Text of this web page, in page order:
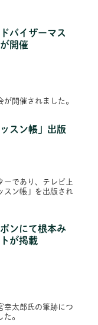
バイザーマス
開催
開催されました。
スン帳」出版
ーであり、テレビ上
スン帳」を出版され
ンにて根本み
が掲載
幸太郎氏の筆跡につ
。